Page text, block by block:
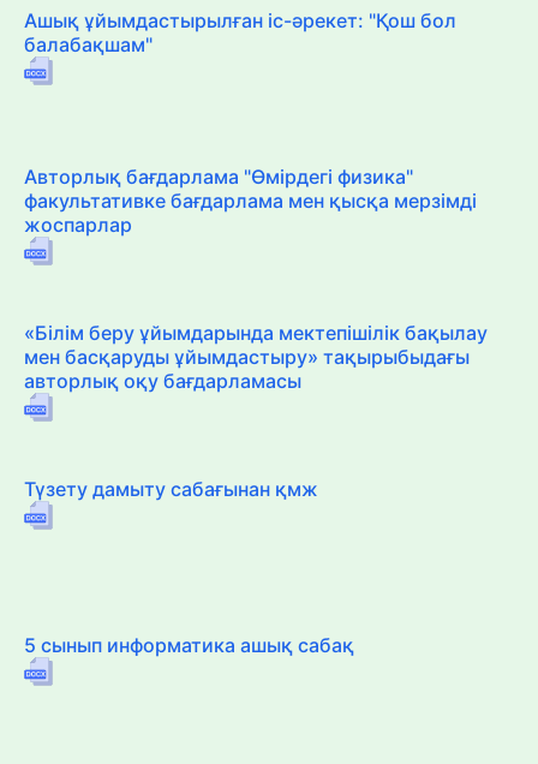
Ашық ұйымдастырылған іс-әрекет: "Қош бол
балабақшам"
Авторлық бағдарлама "Өмірдегі физика"
факультативке бағдарлама мен қысқа мерзімді
жоспарлар
«Білім беру ұйымдарында мектепішілік бақылау
мен басқаруды ұйымдастыру» тақырыбыдағы
авторлық оқу бағдарламасы
Түзету дамыту сабағынан қмж
5 сынып информатика ашық сабақ